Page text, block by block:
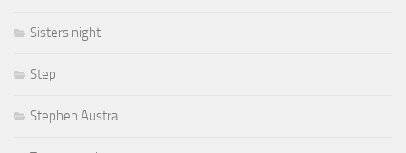
Sisters night
Step
Stephen Austra